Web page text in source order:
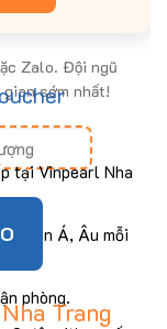
Zalo. Đội ngũ
sớm nhất!
tại Vinpearl Nha
món Á, Âu mỗi
phòng.Trang